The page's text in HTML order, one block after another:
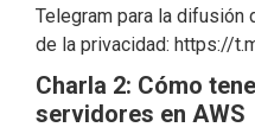
Telegram para la difusión
de la privacidad: https://
Charla 2: Cómo
servidores en AWS